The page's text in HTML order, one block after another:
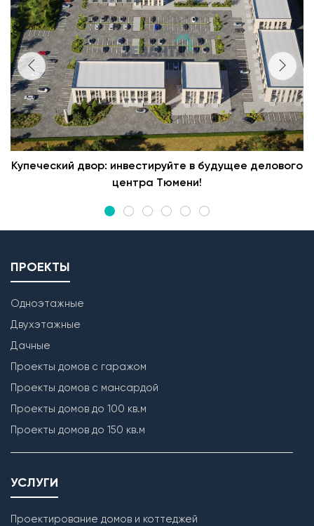
Купеческий двор: инвестируйте в будущее делового
центра Тюмени!
ПРОЕКТЫ
Одноэтажные
Двухэтажные
Дачные
Проекты домов с гаражом
Проекты домов с мансардой
Проекты домов до 100 кв.м
Проекты домов до 150 кв.м
УСЛУГИ
Проектирование домов и коттеджей